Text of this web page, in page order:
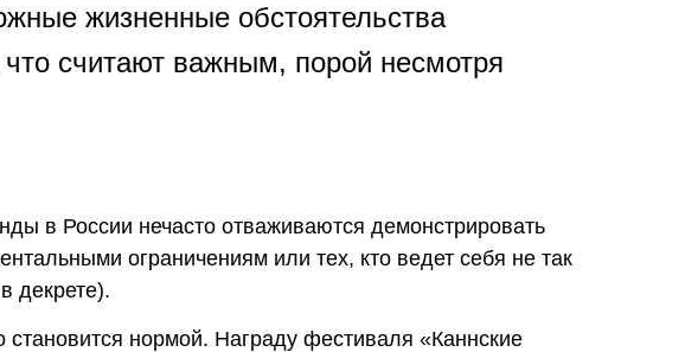
жизненные обстоятельства
считают важным, порой несмотря
в России нечасто отваживаются демонстрировать
ограничениям или тех, кто ведет себя не так
декрете).
нормой. Награду фестиваля «Каннские